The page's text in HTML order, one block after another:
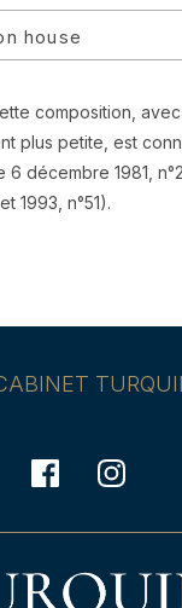
house
composition,
plus petite, est
6 décembre 1981,
1993, n°51).